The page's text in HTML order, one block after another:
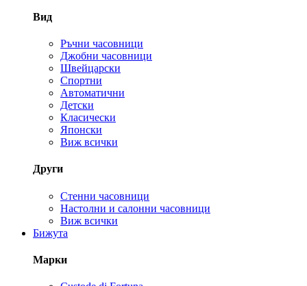
Вид
Ръчни часовници
Джобни часовници
Швейцарски
Спортни
Автоматични
Детски
Класически
Японски
Виж всички
Други
Стенни часовници
Настолни и салонни часовници
Виж всички
Бижута
Марки